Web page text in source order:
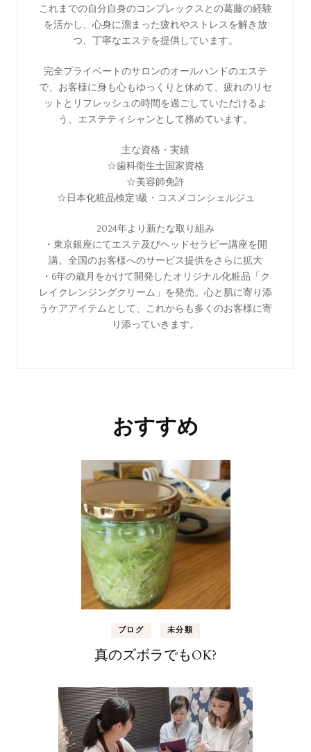
これまでの自分自身のコンプレックスとの葛藤の経験
を活かし、心身に溜まった疲れやストレスを解き放
つ、丁寧なエステを提供しています。
完全プライベートのサロンのオールハンドのエステ
で、お客様に身も心もゆっくりと休めて、疲れのリセ
ットとリフレッシュの時間を過ごしていただけるよ
う、エステティシャンとして務めています。
主な資格・実績
☆歯科衛生士国家資格
☆美容師免許
☆日本化粧品検定1級・コスメコンシェルジュ
2024年より新たな取り組み
・東京銀座にてエステ及びヘッドセラピー講座を開
講。全国のお客様へのサービス提供をさらに拡大
・6年の歳月をかけて開発したオリジナル化粧品「ク
レイクレンジングクリーム」を発売。心と肌に寄り添
うケアアイテムとして、これからも多くのお客様に寄
り添っていきます。
おすすめ
ブログ 未分類
真のズボラでもOK?